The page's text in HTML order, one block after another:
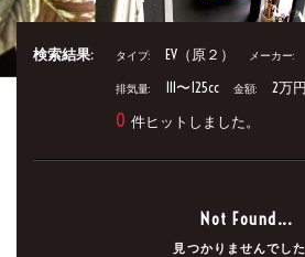
検索結果: タイプ: EV（原２） メーカー:
排気量: 111〜125cc 金額: 2万
0 件ヒットしました。
Not Found...
見つかりませんでした